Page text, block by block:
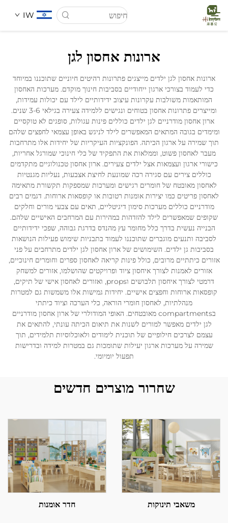
IW
עַל אָמַת
מוצרים
חֲדָשִים
מקרים
הורדה
לְהִתְחַבֵּר אֵלֵינוּ
בְּלוֹגִים
ארונות אחסון לגן
ארונות אחסון לגן ילדים מייצגים פתרונות רהיטים חיוניים שתוכננו במיוחד
כדי לעמוד בצורכי ארגון ייחודיים בסביבות חינוך מוקדם. מערכות האחסון
המותאמות משולבות עקרונות עיצוב ידידותיים לילד עם יכולות עמידות,
ומייצרים פתרונות אחסון בטוחים ונגישים ללמידה צעירה בגילאי 3-6 שנים.
ארון אחסון מודרניים לגן ילדים כוללים פינות עגולות, סופגים לא טוקסיים
ומימדים בגובה המתאים המאפשרים לילד לניגש באופן עצמאי לחפצים שלהם
תוך שמירה על ארגון הכיתה. הפונקציות העיקריות של יחידות אלו מתרחבות
מעבר לאחסון פשוט, וממלאות את התפקיד של כלי חינוכי שמורגל אחריות,
כישורי ארגון ועצמאות אצל ילדים צעירים. ארון אחסון טכנולוגיים מתקדמים
כוללים צירים עם סגירה רכה שמונעת לחיצת אצבעות, נעליות מגנטיות
לאחסון מאובטח של חומרים רגישים ומערכות שמספקות תקשורת מתאימה
לאחסון פריטים כמו יצירות אומנות רטובות או קופסאות ארוחות. דגמים רבים
מודרניים כוללים מערכות סימון דיגיטליים, תאים עם צבעי מורים וחלקים
שקופים שמאפשרים לילד להזדהות במהירות עם המרחבים האישיים שלהם.
הבנייה נעשית בדרך כלל מחומר עץ מהנדס בדרגת גבוהה, שפכי ידידותיים
לסביבה ותנעים מוגברים שתוכננו לעמוד בתבניות שימוש פעילות הנושאות
בסביבות גן ילדים. השימושים של ארון אחסון לגן ילדים מתרחבים על פני
אזורים כיתתיים מרובים, כולל פינות קריאה לאחסון ספרים וחומרים חינוכיים,
אזורים לאמנות לצורך איחסון ציוד ופרויקטים שהושלמו, אזורים למשחק
דרמטי לצורך איחסון תלבושים וprops, ואזורים לאחסון אישי של תיקים,
קופסאות ארוחות וחפצים אישיים. יחידות גמישות אלו משמשות גם למטרות
מנהלתיות, לאחסון חומרי הוראה, כלי הערכה וציוד כיתתי
בcompartments מאובטחים. האופי המודולרי של ארון אחסון מודרניים
לגן ילדים מאפשר למורים לשנות את תיאום הכיתה עונתי, להתאים את
עצמם לצרכים חילופיים של תוכנית לימודים ולאוכלוסיות תלמידים, תוך
שמירה על מערכות ארגון יעילות שתומכות גם במטרות למידה ובדרישות
תפעול יומיומי.
שחרור מוצרים חדשים
משאבי תינוקות חדר אומנות